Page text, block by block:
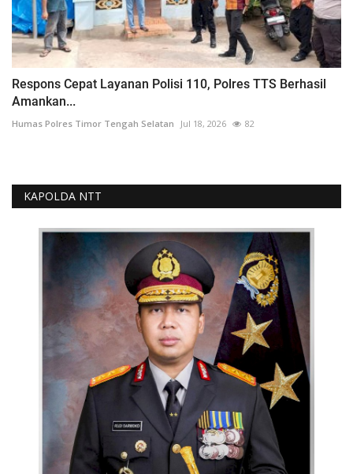
Respons Cepat Layanan Polisi 110, Polres TTS Berhasil
Amankan...
Humas Polres Timor Tengah Selatan Jul 18, 2026 82
KAPOLDA NTT